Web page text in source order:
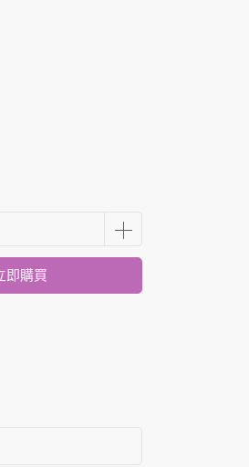
即購買